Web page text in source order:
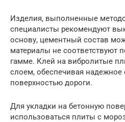
Изделия, выполненные
специалисты рекомендуют
основу, цементный состав
материалы не соответствуют
гамме. Клей на вибролитые
слоем, обеспечивая надежное
поверхностью дороги.
Для укладки на бетонную
использоваться плиты с